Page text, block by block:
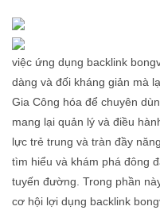
việc ứng dụng backlink
dàng và đối kháng giản mà
Gia Công hóa để chuyên
mang lại quản lý và điều
lực trẻ trung và tràn đầy
tìm hiểu và khám phá đông
tuyến đường. Trong phần
cơ hội lợi dụng backlink